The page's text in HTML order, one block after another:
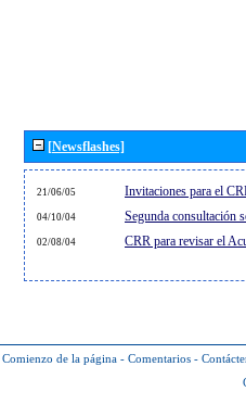
[Newsflashes]
21/06/05 Invitaciones para el
04/10/04 Segunda consultación
02/08/04 CRR para revisar el
Comienzo de la página - Comentarios -